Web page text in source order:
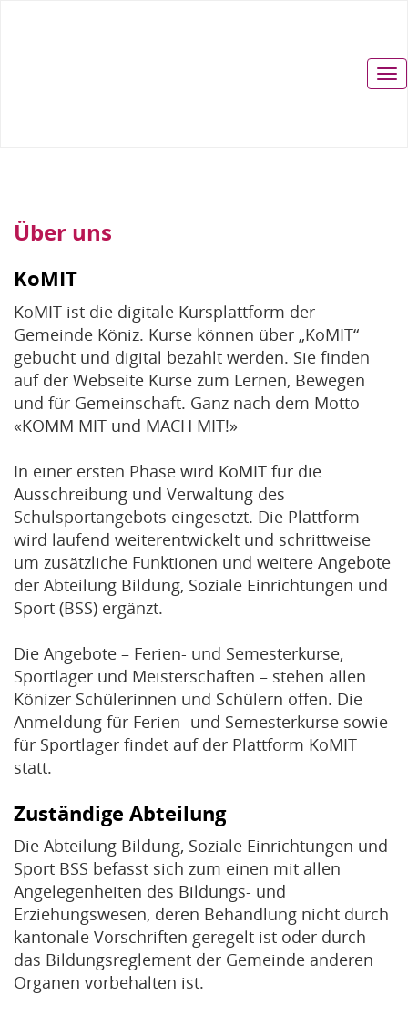
Über uns
KoMIT
KoMIT ist die digitale Kursplattform der
Gemeinde Köniz. Kurse können über „KoMIT“
gebucht und digital bezahlt werden. Sie finden
auf der Webseite Kurse zum Lernen, Bewegen
und für Gemeinschaft. Ganz nach dem Motto
«KOMM MIT und MACH MIT!»
In einer ersten Phase wird KoMIT für die
Ausschreibung und Verwaltung des
Schulsportangebots eingesetzt. Die Plattform
wird laufend weiterentwickelt und schrittweise
um zusätzliche Funktionen und weitere Angebote
der Abteilung Bildung, Soziale Einrichtungen und
Sport (BSS) ergänzt.
Die Angebote – Ferien- und Semesterkurse,
Sportlager und Meisterschaften – stehen allen
Könizer Schülerinnen und Schülern offen. Die
Anmeldung für Ferien- und Semesterkurse sowie
für Sportlager findet auf der Plattform KoMIT
statt.
Zuständige Abteilung
Die Abteilung Bildung, Soziale Einrichtungen und
Sport BSS befasst sich zum einen mit allen
Angelegenheiten des Bildungs- und
Erziehungswesen, deren Behandlung nicht durch
kantonale Vorschriften geregelt ist oder durch
das Bildungsreglement der Gemeinde anderen
Organen vorbehalten ist.